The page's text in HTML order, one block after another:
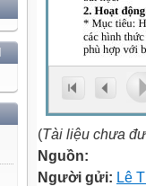
(Tài liệu chưa
Nguồn:
Người gửi: Lê